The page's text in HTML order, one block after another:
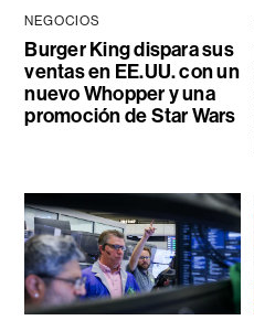
NEGOCIOS
Burger King dispara sus
ventas en EE.UU. con un
nuevo Whopper y una
promoción de Star Wars